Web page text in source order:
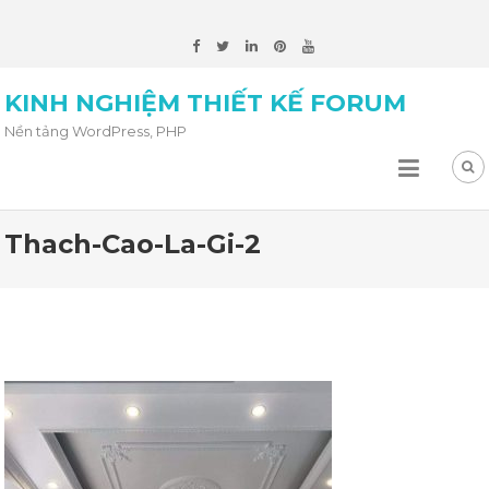
KINH NGHIỆM THIẾT KẾ FORUM
Nền tảng WordPress, PHP
Thach-Cao-La-Gi-2